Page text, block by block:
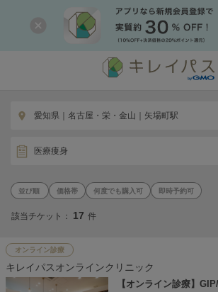
愛知県｜名古屋・栄・金山｜矢場町駅
医療痩身
価格帯 何度でも購入可 即時予約可
該当チケット： 17 件
オンライン診療
キレイパスオンラインクリニック
【オンライン診療】